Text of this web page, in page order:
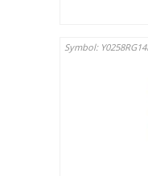
Symbol: